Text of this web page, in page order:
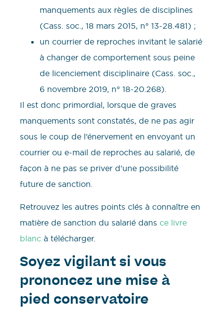
manquements aux règles de disciplines
(Cass. soc., 18 mars 2015, n° 13-28.481) ;
un courrier de reproches invitant le salarié
à changer de comportement sous peine
de licenciement disciplinaire (Cass. soc.,
6 novembre 2019, n° 18-20.268).
Il est donc primordial, lorsque de graves
manquements sont constatés, de ne pas agir
sous le coup de l’énervement en envoyant un
courrier ou e-mail de reproches au salarié, de
façon à ne pas se priver d’une possibilité
future de sanction.
Retrouvez les autres points clés à connaître en
matière de sanction du salarié dans ce livre
blanc à télécharger.
Soyez vigilant si vous
prononcez une mise à
pied conservatoire